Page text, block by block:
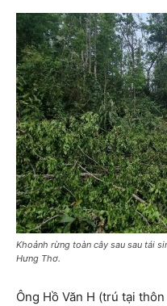
Khoảnh rừng toàn cây sau sau tái
Hưng Thơ.
Ông Hồ Văn H (trú tại